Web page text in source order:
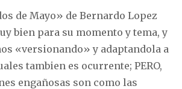
de Mayo» de Bernardo Lopez
bien para su momento y tema, y
«versionando» y adaptandola a
tambien es ocurrente; PERO,
engañosas son como las